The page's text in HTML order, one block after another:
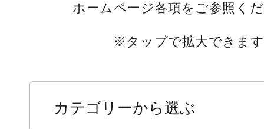
ホームページ各項をご参照く
※ タップで拡大できます